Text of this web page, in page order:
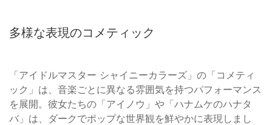
多様な表現のコメティック
「アイドルマスター シャイニーカラーズ」の「コメティ
ック」は、音楽ごとに異なる雰囲気を持つパフォーマンス
を展開。彼女たちの「アイノウ」や「ハナムケのハナタ
バ」は、ダークでポップな世界観を鮮やかに表現しまし